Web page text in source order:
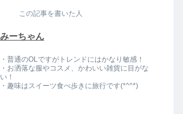
この記事を書いた人
みーちゃん
・普通のOLですがトレンドにはかなり敏感！
・お洒落な服やコスメ、かわいい雑貨に目がな
い！
・趣味はスイーツ食べ歩きに旅行です(*^^*)